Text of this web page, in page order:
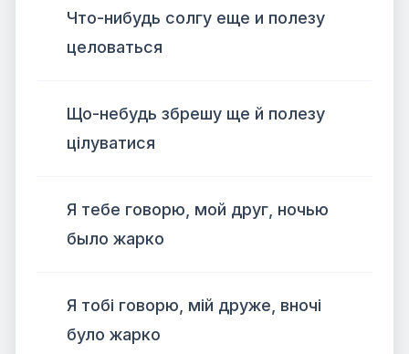
Что-нибудь солгу еще и полезу
целоваться
Що-небудь збрешу ще й полезу
цілуватися
Я тебе говорю, мой друг, ночью
было жарко
Я тобі говорю, мій друже, вночі
було жарко